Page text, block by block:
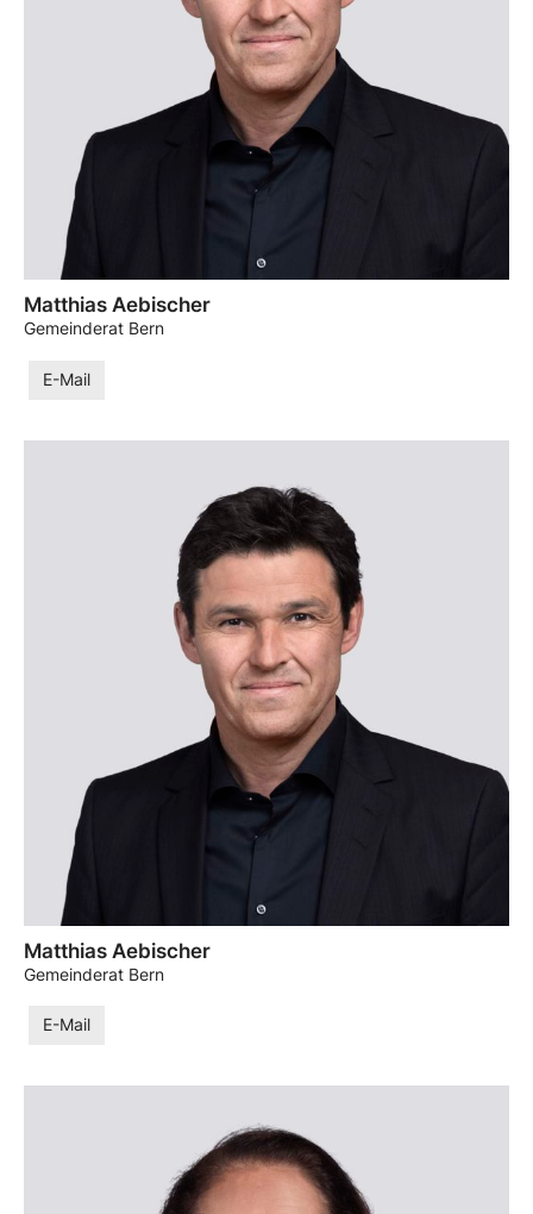
Matthias Aebischer
Gemeinderat Bern
E-Mail
Matthias Aebischer
Gemeinderat Bern
E-Mail